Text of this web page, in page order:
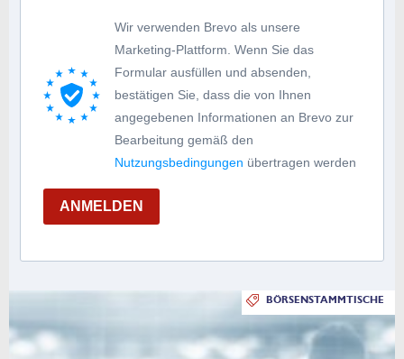
Wir verwenden Brevo als unsere
Marketing-Plattform. Wenn Sie das
Formular ausfüllen und absenden,
bestätigen Sie, dass die von Ihnen
angegebenen Informationen an Brevo zur
Bearbeitung gemäß den
Nutzungsbedingungen übertragen werden
ANMELDEN
BÖRSENSTAMMTISCHE